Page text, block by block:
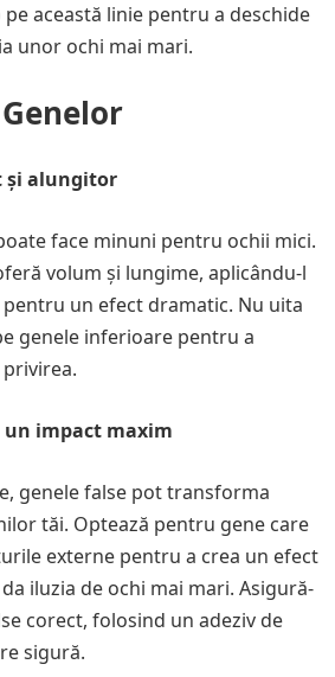
această linie pentru a deschide
unor ochi mai mari.
și alungitor
face minuni pentru ochii mici.
volum și lungime, aplicându-l
un efect dramatic. Nu uita
genele inferioare pentru a
un impact maxim
genele false pot transforma
tăi. Optează pentru gene care
externe pentru a crea un efect
iluzia de ochi mai mari. Asigură-
corect, folosind un adeziv de
sigură.